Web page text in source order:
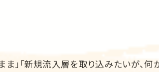
」「新規流入層を取り込みたいが、何